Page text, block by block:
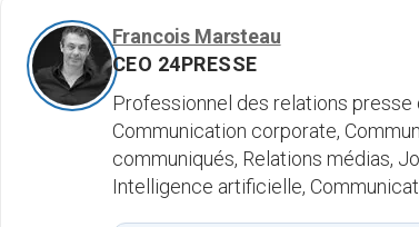
Francois Marsteau
CEO 24PRESSE
Professionnel des relations presse
Communication corporate,
communiqués, Relations médias,
Intelligence artificielle,